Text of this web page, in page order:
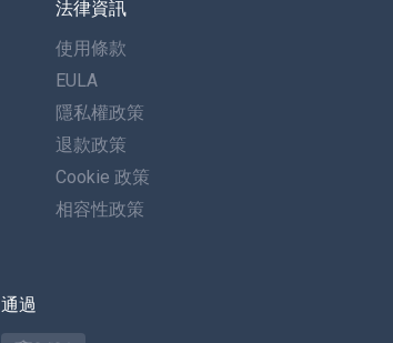
西班牙語
葡萄牙語
義大利語
土耳其語
法律資訊
使用條款
EULA
隱私權政策
退款政策
Cookie 政策
相容性政策
通過